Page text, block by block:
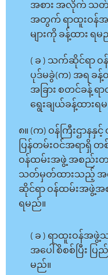
အစား အလိုက် သ
အတွက် ရာထူးဝန်အ
များကို ခန့်ထား ရမ
( ခ ) သက်ဆိုင်ရာ
ပုဒ်မခွဲ(က) အရ ခန့်
အခြား စတင်ခန့်
ရွေးချယ်ခန့်ထားရ
၈။ (က) ဝန်ကြီးဌာန
ပြန်တမ်းဝင်အရာရှိ တ
ဝန်ထမ်းအဖွဲ့ အစည်းတ
သတ်မှတ်ထားသည့် အရ
ဆိုင်ရာ ဝန်ထမ်းအဖွဲ့အ
ရမည်။
( ခ ) ရာထူးဝန်အ
အပေါ် စိစစ်ပြီး ပ
မည်။